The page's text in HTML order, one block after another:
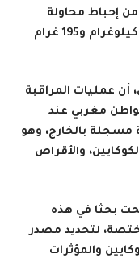
إحباط محاولة
تهريب 74 ألف و804 قرص طبي مخدر وكيلوغرام و195 غرام
أن عمليات المراقبة
مغربي عند
بالخارج، وهو
والأقراص
بحثا في هذه
لتحديد مصدر
والمؤثرات